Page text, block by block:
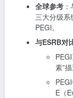
全球参考
三大分级
PEGI。
与ESRB对
素”
E（